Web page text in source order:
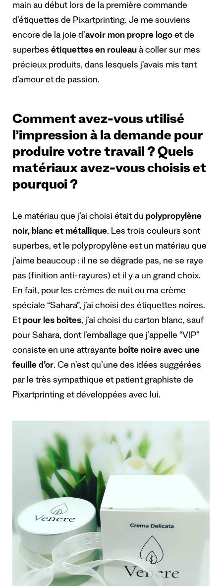
main au début lors de la première commande
d’étiquettes de Pixartprinting. Je me souviens
encore de la joie d’avoir mon propre logo et de
superbes étiquettes en rouleau à coller sur mes
précieux produits, dans lesquels j’avais mis tant
d’amour et de passion.
Comment avez-vous utilisé
l’impression à la demande pour
produire votre travail ? Quels
matériaux avez-vous choisis et
pourquoi ?
Le matériau que j’ai choisi était du polypropylène
noir, blanc et métallique. Les trois couleurs sont
superbes, et le polypropylène est un matériau que
j’aime beaucoup : il ne se dégrade pas, ne se raye
pas (finition anti-rayures) et il y a un grand choix.
En fait, pour les crèmes de nuit ou ma crème
spéciale “Sahara”, j’ai choisi des étiquettes noires.
Etpour les boîtes, j’ai choisi du carton blanc, sauf
pour Sahara, dont l’emballage que j’appelle “VIP”
consiste en une attrayante boîte noire avec une
feuille d’or. Ce n’est qu’une des idées suggérées
par le très sympathique et patient graphiste de
Pixartprinting et développées avec lui.